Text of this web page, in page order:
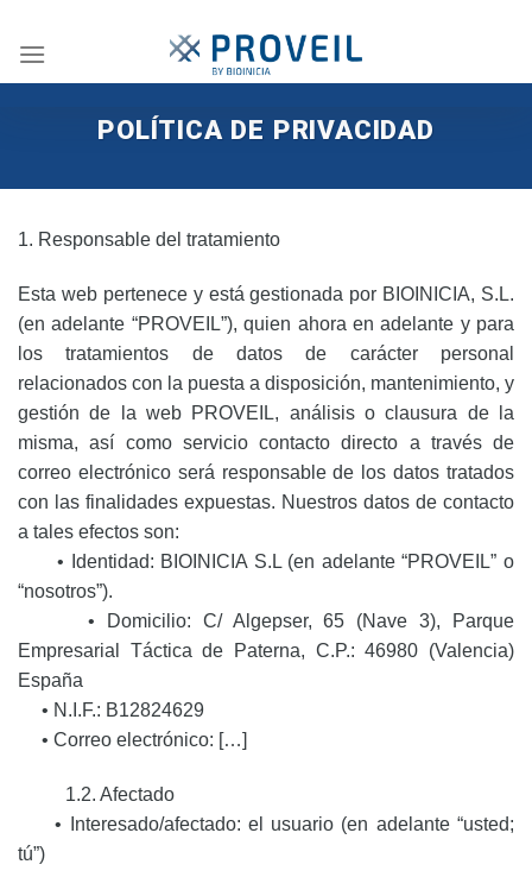
POLÍTICA DE PRIVACIDAD
1. Responsable del tratamiento
Esta web pertenece y está gestionada por BIOINICIA, S.L.
(en adelante “PROVEIL”), quien ahora en adelante y para
los tratamientos de datos de carácter personal
relacionados con la puesta a disposición, mantenimiento, y
gestión de la web PROVEIL, análisis o clausura de la
misma, así como servicio contacto directo a través de
correo electrónico será responsable de los datos tratados
con las finalidades expuestas. Nuestros datos de contacto
a tales efectos son:
• Identidad: BIOINICIA S.L (en adelante “PROVEIL” o
“nosotros”).
• Domicilio: C/ Algepser, 65 (Nave 3), Parque
Empresarial Táctica de Paterna, C.P.: 46980 (Valencia)
España
• N.I.F.: B12824629
• Correo electrónico: […]
1.2. Afectado
• Interesado/afectado: el usuario (en adelante “usted;
tú”)